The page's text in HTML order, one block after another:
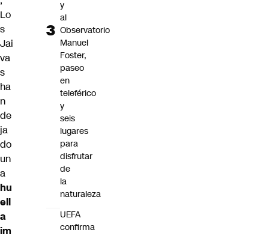
Lo
s
Jai
va
s
ha
n
de
ja
do
un
a
hu
ell
a
im
y
al
Observatorio
Manuel
Foster,
paseo
en
teleférico
y
seis
lugares
para
disfrutar
de
la
naturaleza
UEFA
confirma